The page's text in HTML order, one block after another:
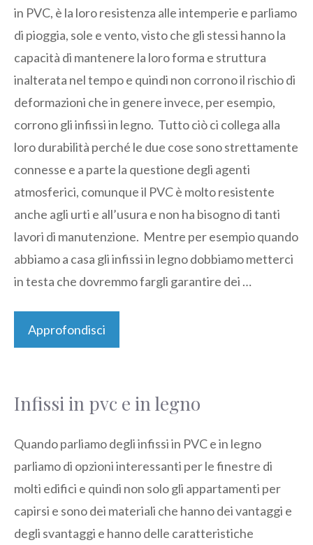
in PVC, è la loro resistenza alle intemperie e parliamo
di pioggia, sole e vento, visto che gli stessi hanno la
capacità di mantenere la loro forma e struttura
inalterata nel tempo e quindi non corrono il rischio di
deformazioni che in genere invece, per esempio,
corrono gli infissi in legno. Tutto ciò ci collega alla
loro durabilità perché le due cose sono strettamente
connesse e a parte la questione degli agenti
atmosferici, comunque il PVC è molto resistente
anche agli urti e all’usura e non ha bisogno di tanti
lavori di manutenzione. Mentre per esempio quando
abbiamo a casa gli infissi in legno dobbiamo metterci
in testa che dovremmo fargli garantire dei …
Approfondisci
Infissi in pvc e in legno
Quando parliamo degli infissi in PVC e in legno
parliamo di opzioni interessanti per le finestre di
molti edifici e quindi non solo gli appartamenti per
capirsi e sono dei materiali che hanno dei vantaggi e
degli svantaggi e hanno delle caratteristiche